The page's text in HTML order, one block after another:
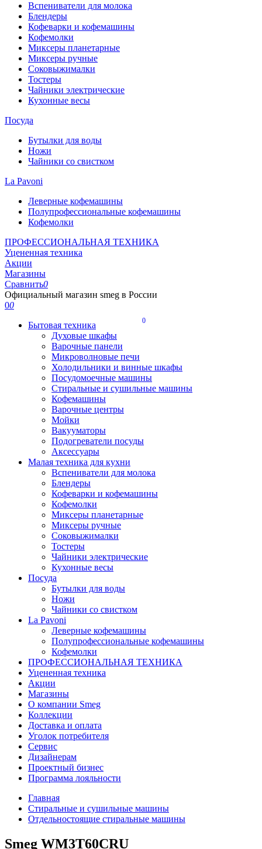
Вспениватели для молока
Блендеры
Кофеварки и кофемашины
Кофемолки
Миксеры планетарные
Миксеры ручные
Соковыжималки
Тостеры
Чайники электрические
Кухонные весы
Посуда
Бутылки для воды
Ножи
Чайники со свистком
La Pavoni
Леверные кофемашины
Полупрофессиональные кофемашины
Кофемолки
ПРОФЕССИОНАЛЬНАЯ ТЕХНИКА
Уцененная техника
Акции
Магазины
Сравнить0
Официальный магазин smeg в России
0
0
0
Бытовая техника
Духовые шкафы
Варочные панели
Микроволновые печи
Холодильники и винные шкафы
Посудомоечные машины
Стиральные и сушильные машины
Кофемашины
Варочные центры
Мойки
Вакууматоры
Подогреватели посуды
Аксессуары
Малая техника для кухни
Вспениватели для молока
Блендеры
Кофеварки и кофемашины
Кофемолки
Миксеры планетарные
Миксеры ручные
Соковыжималки
Тостеры
Чайники электрические
Кухонные весы
Посуда
Бутылки для воды
Ножи
Чайники со свистком
La Pavoni
Леверные кофемашины
Полупрофессиональные кофемашины
Кофемолки
ПРОФЕССИОНАЛЬНАЯ ТЕХНИКА
Уцененная техника
Акции
Магазины
О компании Smeg
Коллекции
Доставка и оплата
Уголок потребителя
Сервис
Дизайнерам
Проектный бизнес
Программа лояльности
Главная
Стиральные и сушильные машины
Отдельностоящие стиральные машины
Smeg WM3T60CRU